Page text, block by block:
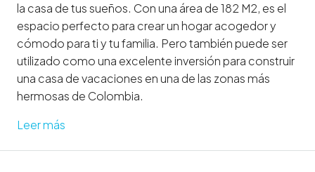
la casa de tus sueños. Con una área de 182 M2, es el
espacio perfecto para crear un hogar acogedor y
cómodo para ti y tu familia. Pero también puede ser
utilizado como una excelente inversión para construir
una casa de vacaciones en una de las zonas más
hermosas de Colombia.
Leer más